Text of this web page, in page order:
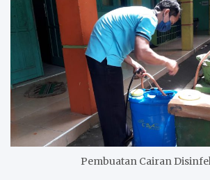
Pembuatan Cairan